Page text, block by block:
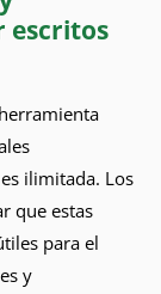
escritos
ilimitada. Los
que estas
para el
y